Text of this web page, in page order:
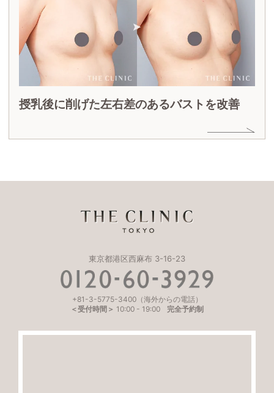
授乳後に削げた左右差のあるバストを改善
東京都港区西麻布 3-16-23
+81-3-5775-3400（海外からの電話）
＜受付時間＞ 10:00- 19:00 完全予約制